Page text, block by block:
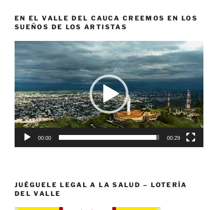
EN EL VALLE DEL CAUCA CREEMOS EN LOS
SUEÑOS DE LOS ARTISTAS
Reproductor
de
vídeo
00:00 00:29
JUÉGUELE LEGAL A LA SALUD – LOTERÍA
DEL VALLE